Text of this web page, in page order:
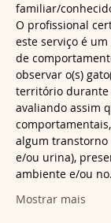
O profissional
este serviço é
de
observar o(s)
território durante
avaliando assim
algum transtorno
e/ou urina),
ambiente e/ou
Mostrar mais